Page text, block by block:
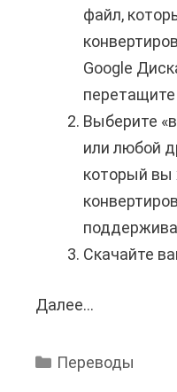
д
е
н
е
ж
н
ы
й
п
е
о
файл,
Google
перетащите
Выберите
или любой
который вы
Скачайте
Далее...
к
Переводы